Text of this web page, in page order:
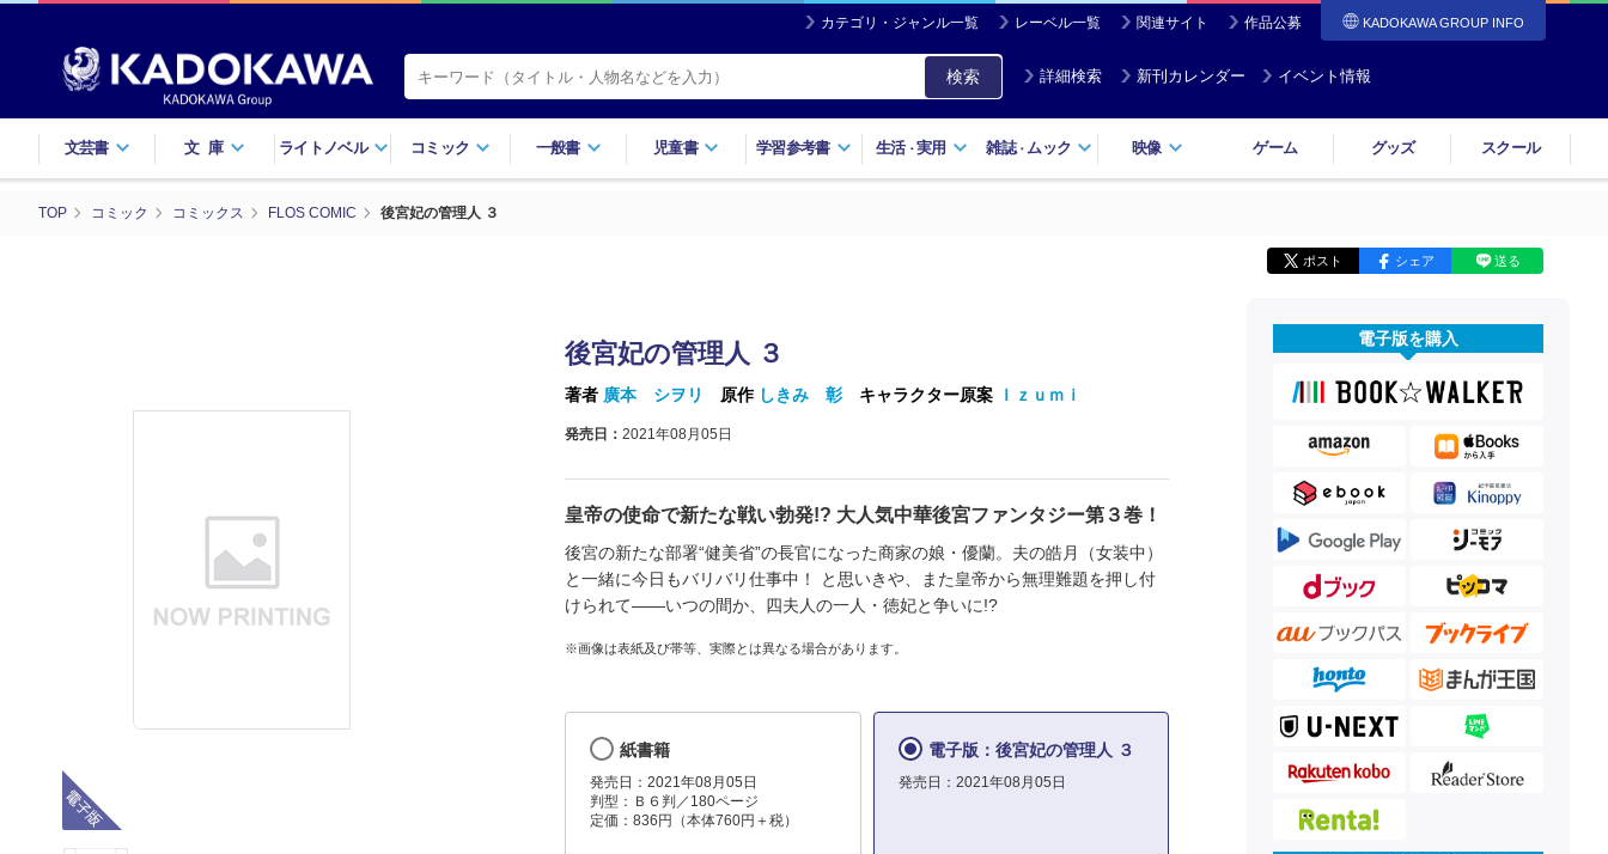
カテゴリ・ジャンル一覧 レーベル一覧 関連サイト 作品公募 KADOKAWA GROUP INFO
検索 詳細検索 新刊カレンダー イベント情報
文芸書 文庫 ライトノベル コミック 一般書 児童書 学習参考書 生活・実用 雑誌・ ムック 映像 ゲーム グッズ スクール
TOP コミック コミックス FLOS COMIC 後宮妃の管理人 ３
ポスト シェア 送る
後宮妃の管理人 ３
著者 廣本 シヲリ 原作 しきみ 彰 キャラクター原案 Ｉｚｕｍｉ
発売日： 2021年08月05日
皇帝の使命で新たな戦い勃発!? 大人気中華後宮ファンタジー第３巻！
後宮の新たな部署“健美省”の長官になった商家の娘・優蘭。夫の皓月（女装中）
と一緒に今日もバリバリ仕事中！ と思いきや、また皇帝から無理難題を押し付
けられて――いつの間か、四夫人の一人・徳妃と争いに!?
※画像は表紙及び帯等、実際とは異なる場合があります。
紙書籍
発売日：2021年08月05日
判型：Ｂ６判／180ページ
定価：836円（本体760円＋税）
電子版：後宮妃の管理人 ３
発売日：2021年08月05日
電子版を購入